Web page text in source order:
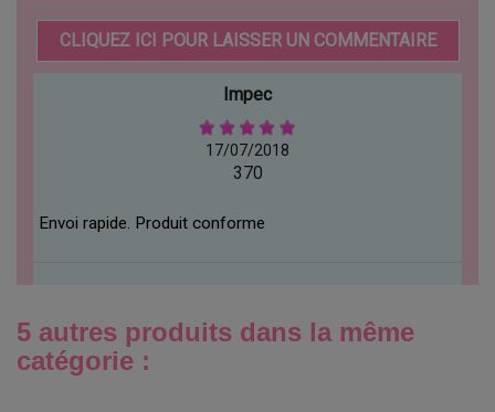
CLIQUEZ ICI POUR LAISSER UN COMMENTAIRE
Impec
17/07/2018
370
Envoi rapide. Produit conforme
5 autres produits dans la même
catégorie :